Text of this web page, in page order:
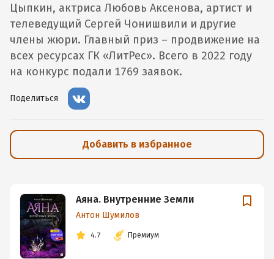
Цыпкин, актриса Любовь Аксенова, артист и
телеведущий Сергей Чонишвили и другие
члены жюри. Главный приз – продвижение на
всех ресурсах ГК «ЛитРес». Всего в 2022 году
на конкурс подали 1769 заявок.
Поделиться
Добавить в избранное
Аяна. Внутренние Земли
Антон Шумилов
4.7 Премиум